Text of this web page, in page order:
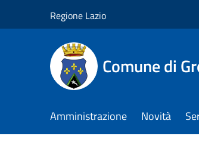
Regione Lazio
Comune di
Amministrazione Novità